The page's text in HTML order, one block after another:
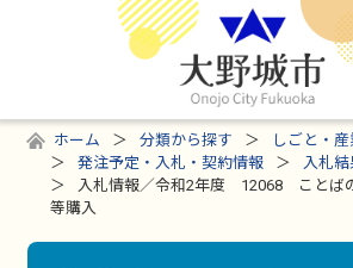
ホーム 分類から探す しごと・産
発注予定・入札・契約情報
入札結
入札情報／令和2年度 12068 ことば
等購入